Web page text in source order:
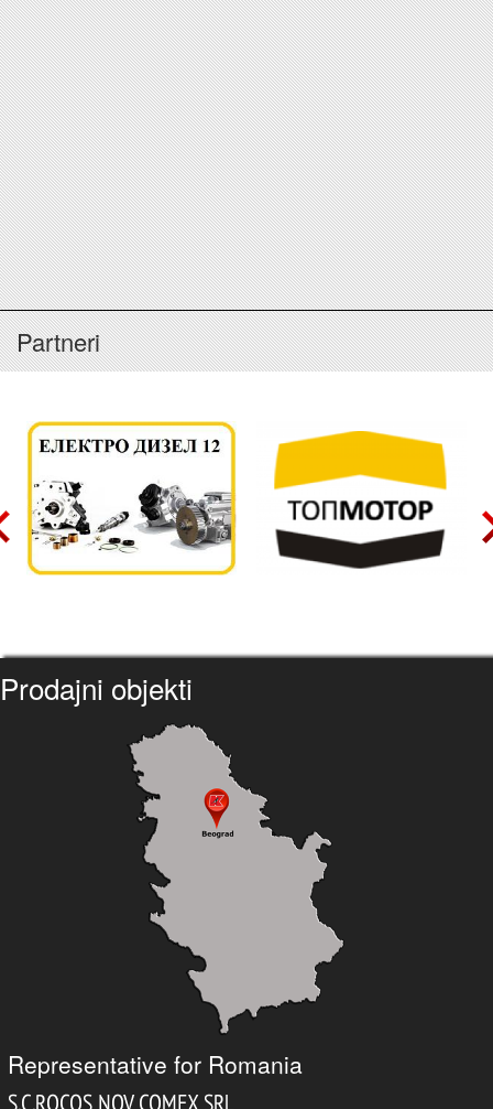
Partneri
Prodajni objekti
Representative for Romania